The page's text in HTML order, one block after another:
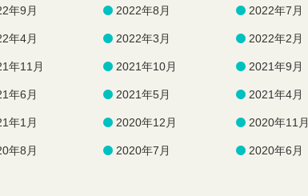
年9月 2022年8月 2022年7月
年4月 2022年3月 2022年2月
年11月 2021年10月 2021年9月
年6月 2021年5月 2021年4月
年1月 2020年12月 2020年11月
年8月 2020年7月 2020年6月